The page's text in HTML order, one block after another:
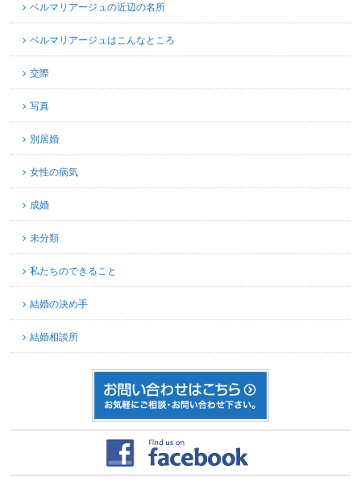
ベルマリアージュの近辺の名所
ベルマリアージュはこんなところ
交際
写真
別居婚
女性の病気
成婚
未分類
私たちのできること
結婚の決め手
結婚相談所